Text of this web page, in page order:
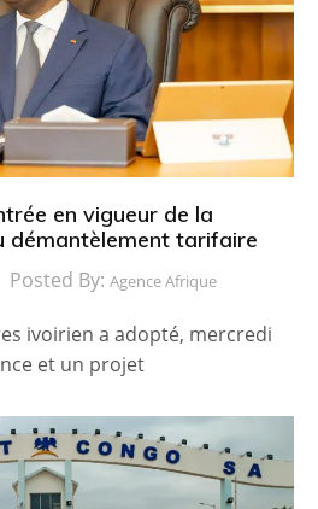
en vigueur de la
démantèlement tarifaire
Posted By: Agence Afrique
ivoirien a adopté, mercredi
et un projet